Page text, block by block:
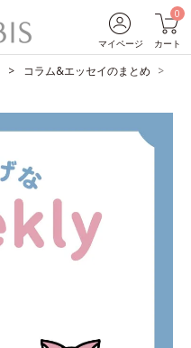
マイページ
0
カート
コラム&エッセイのまとめ